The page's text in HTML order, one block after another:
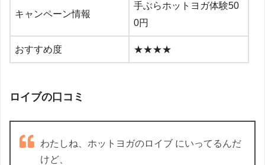
キャンペーン情報
手ぶらホットヨガ体験50
0円
おすすめ度 ★★★★
ロイブの口コミ
わたしね、ホットヨガのロイブ にいってるんだ
けど、